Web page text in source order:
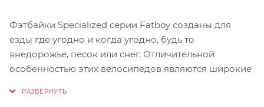
Фэтбайки Specialized серии Fatboy созданы для
езды где угодно и когда угодно, будь то
внедорожье, песок или снег. Отличительной
особенностью этих велосипедов являются широкие